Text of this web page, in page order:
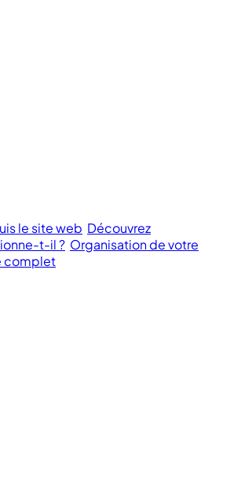
le site web Découvrez
t-il ? Organisation de votre
complet